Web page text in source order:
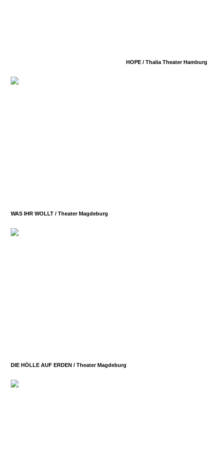
HOPE / Thalia Theater Hamburg
WAS IHR WOLLT /Theater Magdeburg
DIE HÖLLE AUF ERDEN /Theater Magdeburg